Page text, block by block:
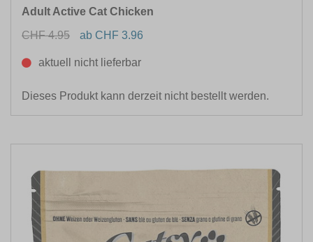
Adult Active Cat Chicken
CHF 4.95
ab CHF 3.96
aktuell nicht lieferbar
Dieses Produkt kann derzeit nicht bestellt werden.